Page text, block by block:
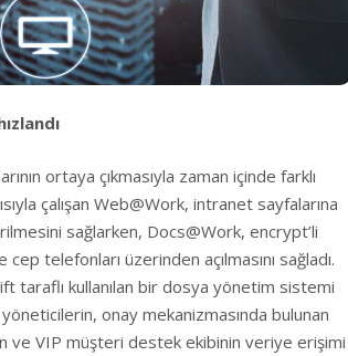
ortaya çıkmasıyla zaman içinde farklı
çalışan Web@Work, intranet sayfalarına
sağlarken, Docs@Work, encrypt’li
telefonları üzerinden açılmasını sağladı.
taraflı kullanılan bir dosya yönetim sistemi
onay mekanizmasında bulunan
ve VIP müşteri destek ekibinin veriye erişimi